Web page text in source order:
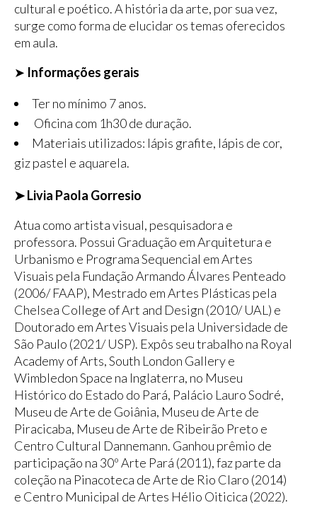
cultural e poético. A história da arte, por sua vez,
surge como forma de elucidar os temas oferecidos
em aula.
➤ Informações gerais
Ter no mínimo 7 anos.
Oficina com 1h30 de duração.
Materiais utilizados: lápis grafite, lápis de cor,
giz pastel e aquarela.
➤ Livia Paola Gorresio
Atua como artista visual, pesquisadora e
professora. Possui Graduação em Arquitetura e
Urbanismo e Programa Sequencial em Artes
Visuais pela Fundação Armando Álvares Penteado
(2006/ FAAP), Mestrado em Artes Plásticas pela
Chelsea College of Art and Design (2010/ UAL) e
Doutorado em Artes Visuais pela Universidade de
São Paulo (2021/ USP). Expôs seu trabalho na Royal
Academy of Arts, South London Gallery e
Wimbledon Space na Inglaterra, no Museu
Histórico do Estado do Pará, Palácio Lauro Sodré,
Museu de Arte de Goiânia, Museu de Arte de
Piracicaba, Museu de Arte de Ribeirão Preto e
Centro Cultural Dannemann. Ganhou prêmio de
participação na 30º Arte Pará (2011), faz parte da
coleção na Pinacoteca de Arte de Rio Claro (2014)
e Centro Municipal de Artes Hélio Oiticica (2022).